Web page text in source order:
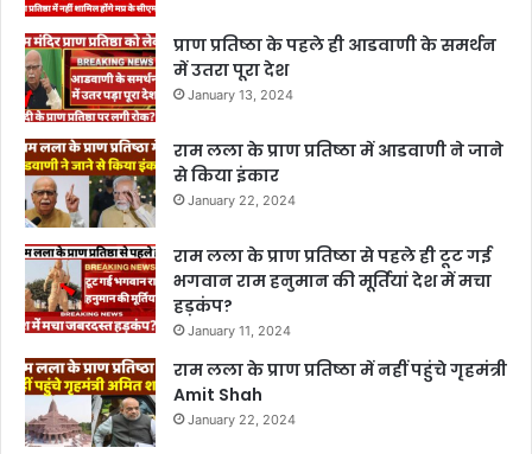
प्राण प्रतिष्ठा के पहले ही आडवाणी के समर्थन
में उतरा पूरा देश
January 13, 2024
राम लला के प्राण प्रतिष्ठा में आडवाणी ने जाने
से किया इंकार
January 22, 2024
राम लला के प्राण प्रतिष्ठा से पहले ही टूट गई
भगवान राम हनुमान की मूर्तियां देश में मचा
हड़कंप?
January 11, 2024
राम लला के प्राण प्रतिष्ठा में नहीं पहुंचे गृहमंत्री
Amit Shah
January 22, 2024